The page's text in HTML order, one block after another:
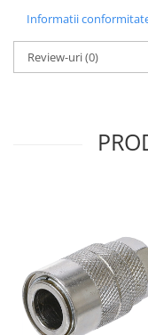
Informatii
Review-uri(0)